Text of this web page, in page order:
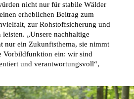
nicht nur für stabile Wälder
erheblichen Beitrag zum
zur Rohstoffsicherung und
„Unsere nachhaltige
nur ein Zukunftsthema, sie nimmt
Vorbildfunktion ein: wir sind
und verantwortungsvoll“,